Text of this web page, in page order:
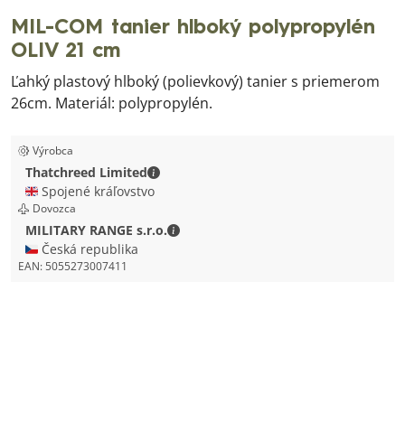
MIL-COM tanier hlboký polypropylén
OLIV 21 cm
Ľahký plastový hlboký (polievkový) tanier s priemerom
26cm. Materiál: polypropylén.
Výrobca
Thatchreed Limited
Thatchreed Limited - Kontaktné údaje
🇬🇧 Spojené kráľovstvo
Dovozca
MILITARY RANGE s.r.o.
MILITARY RANGE s.r.o. - Kontaktné
🇨🇿 Česká republika
EAN: 5055273007411